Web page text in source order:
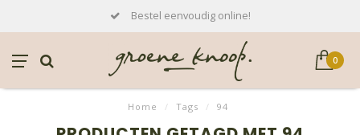
Bestel eenvoudig online!
0
Home / Tags / 94